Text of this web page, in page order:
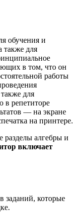
обучения и
также для
в том, что он
работы
для
в репетиторе
— на экране
на принтере.
разделы алгебры и
включает
заданий, которые